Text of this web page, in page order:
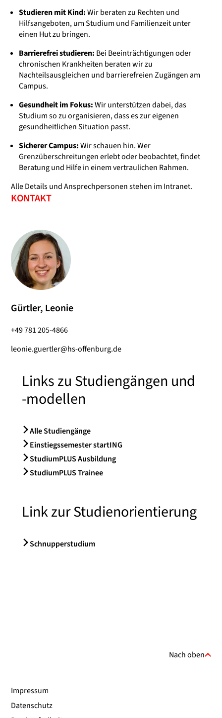
Studieren mit Kind:Wir beraten zu Rechten und
Hilfsangeboten, um Studium und Familienzeit unter
einen Hut zu bringen.
Barrierefrei studieren: Bei Beeinträchtigungen oder
chronischen Krankheiten beraten wir zu
Nachteilsausgleichen und barrierefreien Zugängen am
Campus.
Gesundheit im Fokus:Wir unterstützen dabei, das
Studium so zu organisieren, dass es zur eigenen
gesundheitlichen Situation passt.
Sicherer Campus:Wir schauen hin. Wer
Grenzüberschreitungen erlebt oder beobachtet, findet
Beratung und Hilfe in einem vertraulichen Rahmen.
Alle Details und Ansprechpersonen stehen im Intranet.
KONTAKT
Gürtler, Leonie
+49 781 205-4866
leonie.guertler@hs-offenburg.de
Links zu Studiengängen und
-modellen
Alle Studiengänge
Einstiegssemester startING
StudiumPLUS Ausbildung
StudiumPLUS Trainee
Link zur Studienorientierung
Schnupperstudium
Nach oben
Impressum
Datenschutz